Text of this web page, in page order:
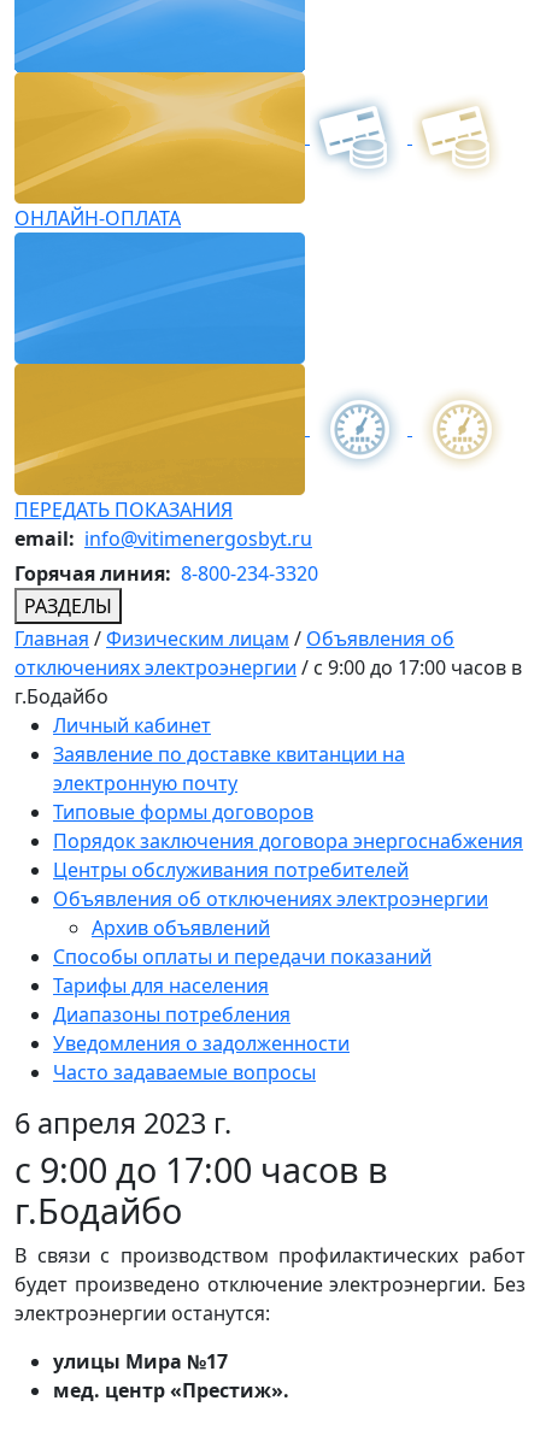
ОНЛАЙН-ОПЛАТА
ПЕРЕДАТЬ ПОКАЗАНИЯ
email: info@vitimenergosbyt.ru
Горячая линия: 8-800-234-3320
РАЗДЕЛЫ
Главная /Физическим лицам / Объявления об
отключениях электроэнергии / с 9:00 до 17:00 часов в
г.Бодайбо
Личный кабинет
Заявление по доставке квитанции на
электронную почту
Типовые формы договоров
Порядок заключения договора энергоснабжения
Центры обслуживания потребителей
Объявления об отключениях электроэнергии
Архив объявлений
Способы оплаты и передачи показаний
Тарифы для населения
Диапазоны потребления
Уведомления о задолженности
Часто задаваемые вопросы
6 апреля 2023 г.
с 9:00 до 17:00 часов в
г.Бодайбо
В связи с производством профилактических работ
будет произведено отключение электроэнергии. Без
электроэнергии останутся:
улицы Мира №17
мед. центр «Престиж».